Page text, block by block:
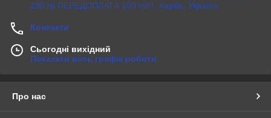
280 гр ПЕРЕДОПЛАТА 100 гр!!!, Харків, Україна
Контакти
Сьогодні вихідний
Показати весь графік роботи
Про нас